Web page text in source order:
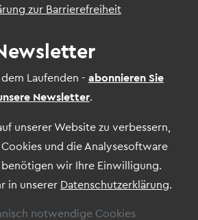
zur Barrierefreiheit
Laufenden - abonnieren Sie
Newsletter
unserer Website zu verbessern,
und die Analysesoftware
benötigen wir Ihre Einwilligung.
in unserer Datenschutzerklärung
notwendige Cookies